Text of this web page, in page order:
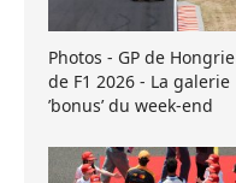
Photos - GP de Hongrie
de F1 2026 - La galerie
’bonus’ du week-end